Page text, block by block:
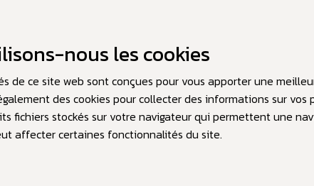
nous les cookies
de ce site web sont conçues pour vous apporter une
des cookies pour collecter des informations sur
fichiers stockés sur votre navigateur qui permettent une
affecter certaines fonctionnalités du site.